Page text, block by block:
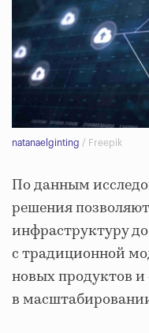
natanaelginting / Freepik
По данным
решения
инфраструктуру
с традиционной
новых продуктов и
в